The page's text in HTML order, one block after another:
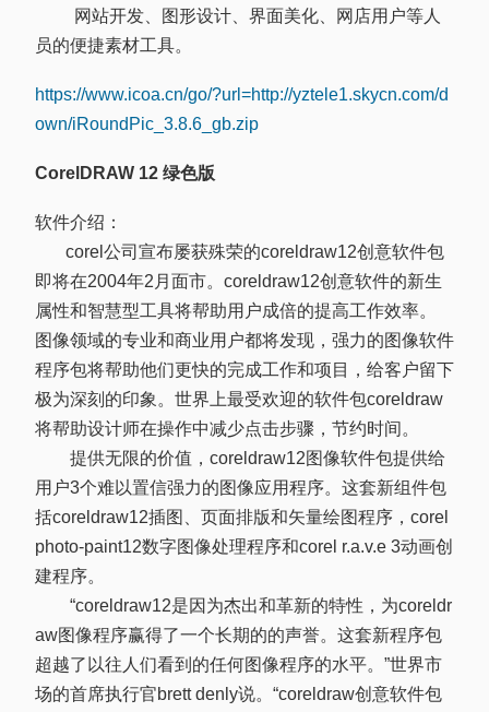
网站开发、图形设计、界面美化、网店用户等人
员的便捷素材工具。
https://www.icoa.cn/go/?url=http://yztele1.skycn.com/d
own/iRoundPic_3.8.6_gb.zip
CorelDRAW 12 绿色版
软件介绍：
corel公司宣布屡获殊荣的coreldraw12创意软件包
即将在2004年2月面市。coreldraw12创意软件的新生
属性和智慧型工具将帮助用户成倍的提高工作效率。
图像领域的专业和商业用户都将发现，强力的图像软件
程序包将帮助他们更快的完成工作和项目，给客户留下
极为深刻的印象。世界上最受欢迎的软件包coreldraw
将帮助设计师在操作中减少点击步骤，节约时间。
提供无限的价值，coreldraw12图像软件包提供给
用户3个难以置信强力的图像应用程序。这套新组件包
括coreldraw12插图、页面排版和矢量绘图程序，corel
photo-paint12数字图像处理程序和corel r.a.v.e 3动画创
建程序。
“coreldraw12是因为杰出和革新的特性，为coreldr
aw图像程序赢得了一个长期的的声誉。这套新程序包
超越了以往人们看到的任何图像程序的水平。”世界市
场的首席执行官brett denly说。“coreldraw创意软件包